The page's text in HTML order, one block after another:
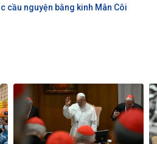
cầu nguyện bằng kinh Mân Côi